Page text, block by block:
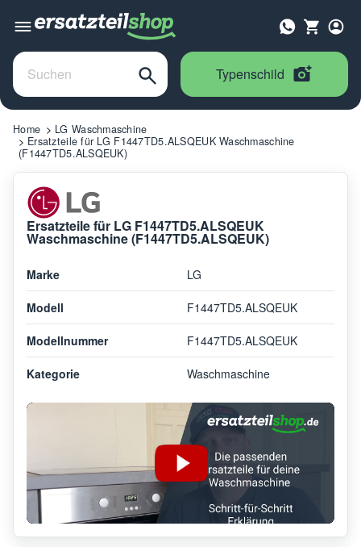
Typenschild
Home
LG Waschmaschine
Ersatzteile für LG F1447TD5.ALSQEUK Waschmaschine
(F1447TD5.ALSQEUK)
Ersatzteile für LG F1447TD5.ALSQEUK
Waschmaschine (F1447TD5.ALSQEUK)
Marke LG
Modell F1447TD5.ALSQEUK
Modellnummer F1447TD5.ALSQEUK
Kategorie Waschmaschine